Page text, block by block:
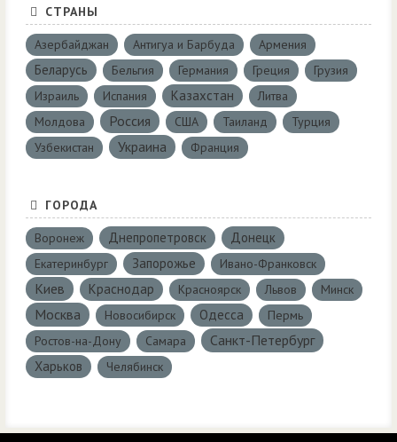
СТРАНЫ
Азербайджан Антигуа и Барбуда Армения
Беларусь Бельгия Германия Греция
Грузия
Израиль
Испания Казахстан
Литва
Молдова
Россия США Таиланд
Турция
Узбекистан
Украина Франция
ГОРОДА
Воронеж Днепропетровск Донецк
Екатеринбург Запорожье Ивано-Франковск
Киев Краснодар Красноярск Львов Минск
Москва Новосибирск Одесса
Пермь
Ростов-на-Дону
Самара Санкт-Петербург
Харьков Челябинск